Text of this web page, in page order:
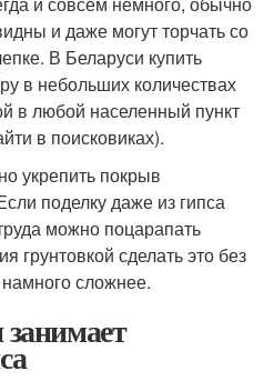
и даже могут торчать со
В Беларуси купить
в небольших количествах
в любой населенный пункт
в поисковиках).
укрепить покрыв
поделку даже из гипса
можно поцарапать
грунтовкой сделать это без
сложнее.